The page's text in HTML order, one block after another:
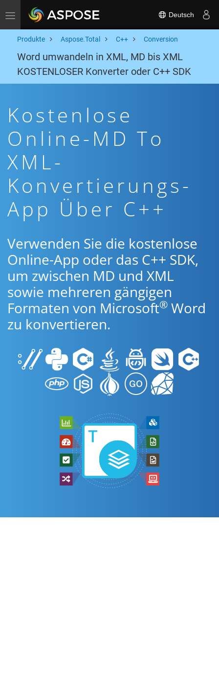
Toggle navigation Deutsch
Produkte Aspose.Total C++ Conversion
Word umwandeln in XML, MD bis XML
KOSTENLOSER Konverter oder C++ SDK
Kostenlose
Online-MD To
XML-
Konvertierungs-
App Über C++
Verwenden Sie die kostenlose
Online-App oder das C++ SDK,
um zwischen MD und XML
sowie mehreren gängigen
Formaten von Microsoft® Word
zu konvertieren.